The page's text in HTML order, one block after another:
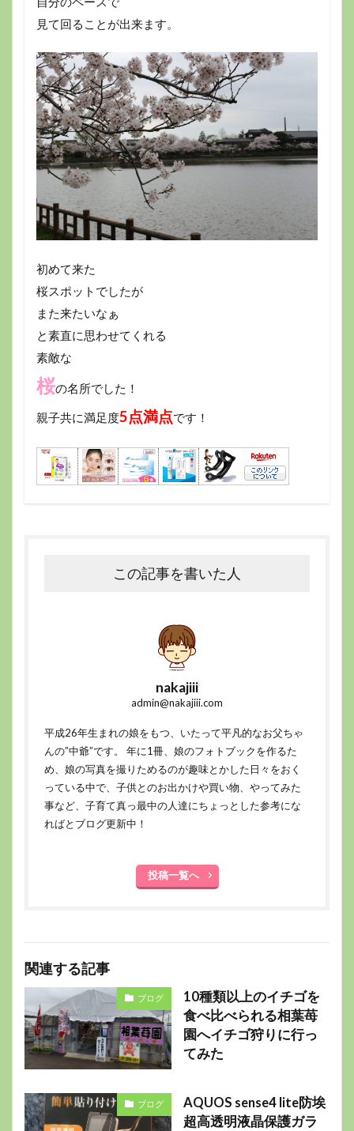
見て回ることが出来ます。
初めて来た
桜スポットでしたが
また来たいなぁ
と素直に思わせてくれる
素敵な
桜の名所でした！
親子共に満足度5点満点です！
この記事を書いた人
nakajiii
admin@nakajiii.com
平成26年生まれの娘をもつ、いたって平凡的なお父ちゃ
んの”中爺”です。 年に1冊、娘のフォトブックを作るた
め、娘の写真を撮りためるのが趣味とかした日々をおく
っている中で、子供とのお出かけや買い物、やってみた
事など、子育て真っ最中の人達にちょっとした参考にな
ればとブログ更新中！
投稿一覧へ
関連する記事
ブログ
10種類以上のイチゴを
食べ比べられる相葉苺
園へイチゴ狩りに行っ
てみた
ブログ
AQUOS sense4 lite防埃
超高透明液晶保護ガラ